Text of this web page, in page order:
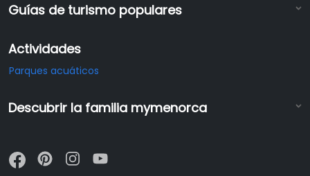
Guías de turismo populares
Actividades
Parques acuáticos
Descubrir la familia mymenorca